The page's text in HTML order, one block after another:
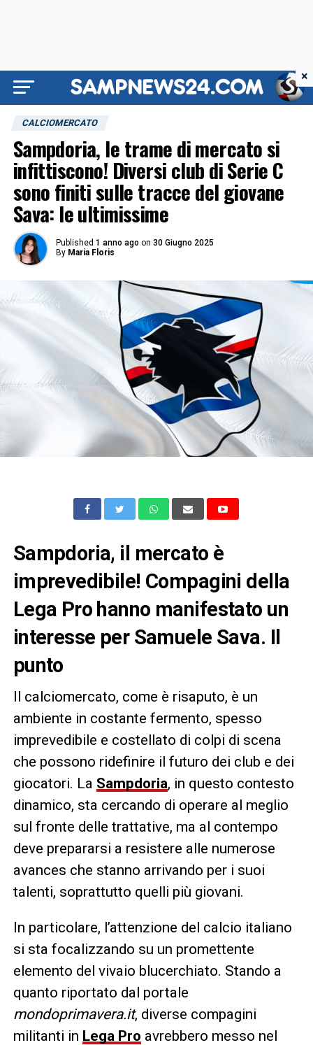
CALCIOMERCATO
Sampdoria, le trame di mercato si
infittiscono! Diversi club di Serie C
sono finiti sulle tracce del giovane
Sava: le ultimissime
Published 1 anno ago on 30 Giugno 2025
By Maria Floris
Sampdoria, il mercato è
imprevedibile! Compagini della
Lega Pro hanno manifestato un
interesse per Samuele Sava. Il
punto
Il calciomercato, come è risaputo, è un
ambiente in costante fermento, spesso
imprevedibile e costellato di colpi di scena
che possono ridefinire il futuro dei club e dei
giocatori. La Sampdoria, in questo contesto
dinamico, sta cercando di operare al meglio
sul fronte delle trattative, ma al contempo
deve prepararsi a resistere alle numerose
avances che stanno arrivando per i suoi
talenti, soprattutto quelli più giovani.
In particolare, l’attenzione del calcio italiano
si sta focalizzando su un promettente
elemento del vivaio blucerchiato. Stando a
quanto riportato dal portale
mondoprimavera.it, diverse compagini
militanti in Lega Pro avrebbero messo nel
×